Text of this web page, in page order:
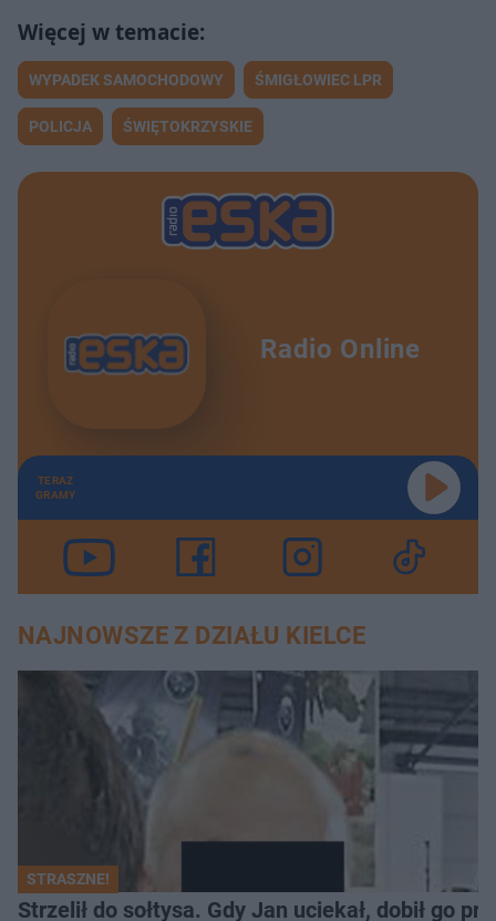
WYPADEK SAMOCHODOWY ŚMIGŁOWIEC LPR
POLICJA ŚWIĘTOKRZYSKIE
Radio Online
TERAZ
GRAMY
NAJNOWSZE Z DZIAŁU KIELCE
STRASZNE!
Strzelił do sołtysa. Gdy Jan uciekał, dobił go